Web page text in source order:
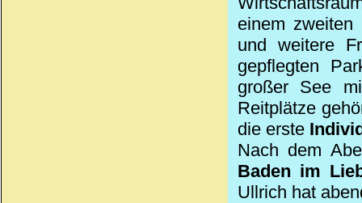
einem
und weitere
gepflegten
großer See
Reitplätze
die erste
Nach dem
Baden im
Ullrich hat